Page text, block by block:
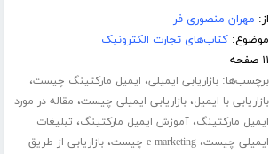
از: مهران منصوری فر
موضوع:کتاب‌های تجارت الکترونیک
۱۱ صفحه
برچسب‌ها:بازاریابی ایمیلی، ایمیل مارکتینگ چیست،
بازاریابی با ایمیل،بازاریابی ایمیلی چیست، مقاله در مورد
ایمیل مارکتینگ،آموزش ایمیل مارکتینگ، تبلیغات
ایمیلی چیست،e marketing چیست ،بازاریابی از طریق